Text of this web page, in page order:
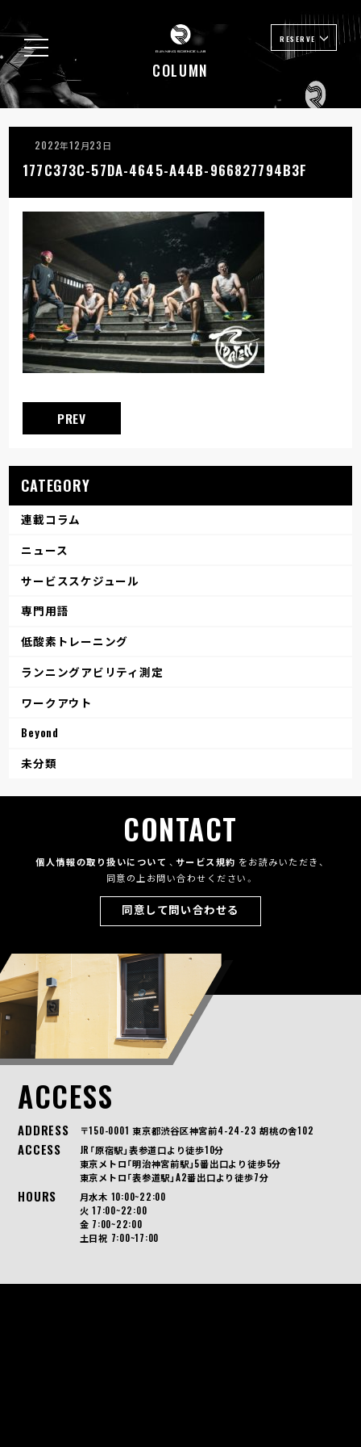
RESERVE
COLUMN
2022年12月23日
177C373C-57DA-4645-A44B-966827794B3F
PREV
CATEGORY
連載コラム
ニュース
サービススケジュール
専門用語
低酸素トレーニング
ランニングアビリティ測定
ワークアウト
Beyond
未分類
CONTACT
個人情報の取り扱いについて 、 サービス規約 をお読みいただき、
同意の上お問い合わせください。
同意して問い合わせる
ACCESS
ADDRESS 〒150-0001 東京都渋谷区神宮前4-24-23 胡桃の舎102
ACCESS
JR「原宿駅」表参道口より徒歩10分
東京メトロ「明治神宮前駅」5番出口より徒歩5分
東京メトロ「表参道駅」A2番出口より徒歩7分
HOURS
月水木 10:00~22:00
火 17:00~22:00
金 7:00~22:00
土日祝 7:00~17:00